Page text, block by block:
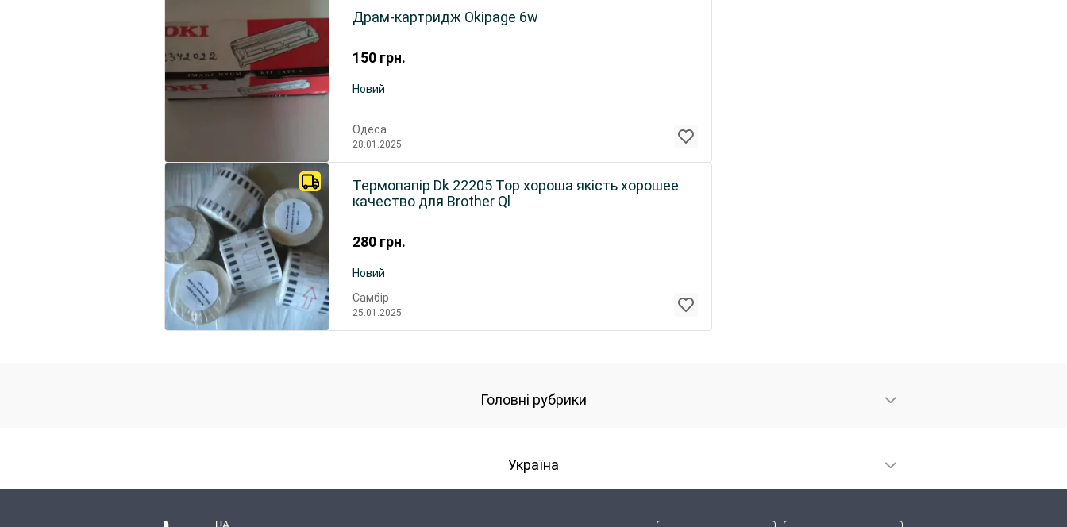
150 грн.
Драм-картридж Okipage 6w
Новий
Одеса
28.01.2025
280 грн.
Термопапір Dk 22205 Top хороша якість хорошее
качество для Brother Ql
Новий
Самбір
25.01.2025
Головні рубрики
Україна